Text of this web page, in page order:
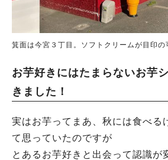
箕面は今宮３丁目。ソフトクリームが目印の
お芋好きにはたまらないお芋
きました！
実はお芋ってまあ、秋には食べる
て思っていたのですが
とあるお芋好きと出会って認識